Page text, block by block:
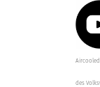
des